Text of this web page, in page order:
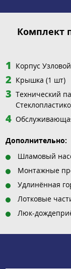
Комплект
Корпус
Крышка (1 шт)
Технический
Дополнительно:
Шламовый
Монтажные
Удлинённая
Лотковые
Люк-